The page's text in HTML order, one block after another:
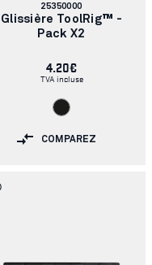
Numéro
d'article:
25350000
Glissière ToolRig™ -
Pack X2
4.20€
TVA incluse
COMPAREZ